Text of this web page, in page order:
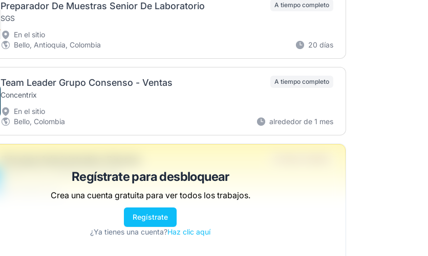
Preparador De Muestras Senior De Laboratorio
SGS
A tiempo completo
En el sitio
Bello, Antioquia, Colombia
20 días
Team Leader Grupo Consenso - Ventas
Concentrix
A tiempo completo
En el sitio
Bello, Colombia
alrededor de 1 mes
Regístrate para desbloquear
Crea una cuenta gratuita para ver todos los trabajos.
Regístrate
¿Ya tienes una cuenta?Haz clic aquí
Montes, Toro y Quiñónez Asociados
Estados Unidos